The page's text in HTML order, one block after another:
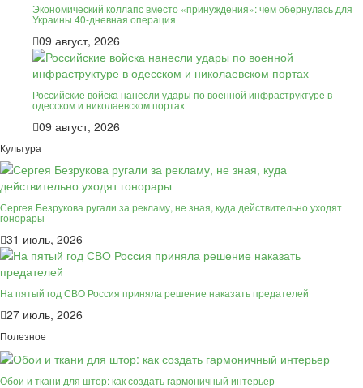
Экономический коллапс вместо «принуждения»: чем обернулась для
Украины 40-дневная операция
09 август, 2026
Российские войска нанесли удары по военной инфраструктуре в
одесском и николаевском портах
09 август, 2026
Культура
Сергея Безрукова ругали за рекламу, не зная, куда действительно уходят
гонорары
31 июль, 2026
На пятый год СВО Россия приняла решение наказать предателей
27 июль, 2026
Полезное
Обои и ткани для штор: как создать гармоничный интерьер